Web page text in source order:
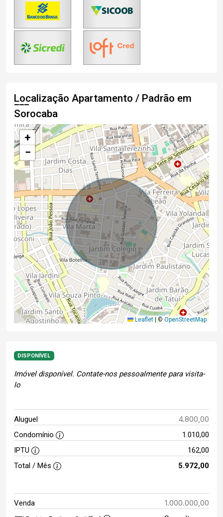
Localização Apartamento / Padrão em
Sorocaba
+
−
Leaflet | © OpenStreetMap
DISPONÍVEL
Imóvel disponível. Contate-nos pessoalmente para visita-
lo
Aluguel 4.800,00
Condomínio
1.010,00
IPTU
162,00
Total / Mês
5.972,00
Venda 1.000.000,00